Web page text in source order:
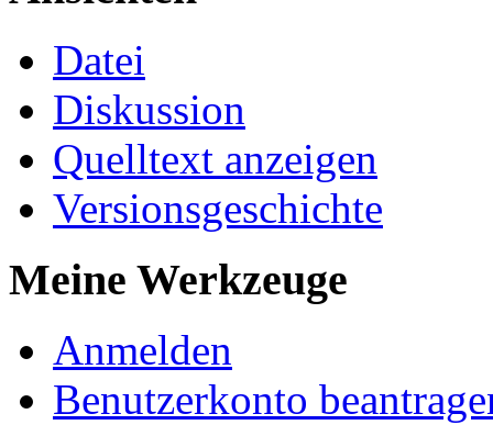
Datei
Diskussion
Quelltext anzeigen
Versionsgeschichte
Meine Werkzeuge
Anmelden
Benutzerkonto